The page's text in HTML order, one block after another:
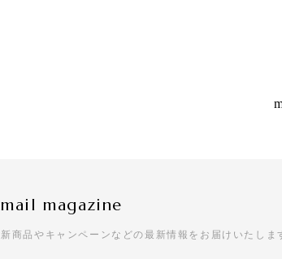
mail magazine
新商品やキャンペーンなどの最新情報をお届けいたしま